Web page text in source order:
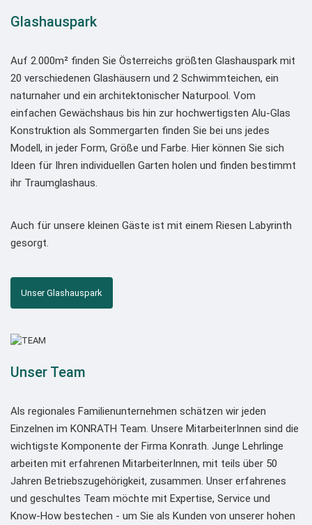
Glashauspark
Auf 2.000m² finden Sie Österreichs größten Glashauspark mit
20 verschiedenen Glashäusern und 2 Schwimmteichen, ein
naturnaher und ein architektonischer Naturpool. Vom
einfachen Gewächshaus bis hin zur hochwertigsten Alu-Glas
Konstruktion als Sommergarten finden Sie bei uns jedes
Modell, in jeder Form, Größe und Farbe. Hier können Sie sich
Ideen für Ihren individuellen Garten holen und finden bestimmt
ihr Traumglashaus.
Auch für unsere kleinen Gäste ist mit einem Riesen Labyrinth
gesorgt.
Unser Glashauspark
Unser Team
Als regionales Familienunternehmen schätzen wir jeden
Einzelnen im KONRATH Team. Unsere MitarbeiterInnen sind die
wichtigste Komponente der Firma Konrath. Junge Lehrlinge
arbeiten mit erfahrenen MitarbeiterInnen, mit teils über 50
Jahren Betriebszugehörigkeit, zusammen. Unser erfahrenes
und geschultes Team möchte mit Expertise, Service und
Know-How bestechen - um Sie als Kunden von unserer hohen